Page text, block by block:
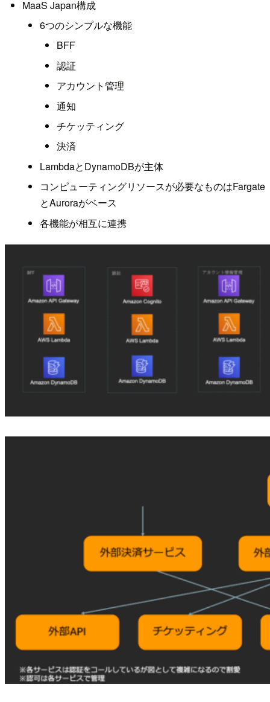
MaaS Japan構成
6つのシンプルな機能
BFF
認証
アカウント管理
通知
チケッティング
決済
LambdaとDynamoDBが主体
コンピューティングリソースが必要なものはFargate
とAuroraがベース
各機能が相互に連携